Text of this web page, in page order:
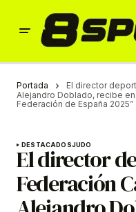
Portada
El director
Alejandro Doblado, recibe
Federación de España 2025”
DESTACADOSJUDO
El director
Federación